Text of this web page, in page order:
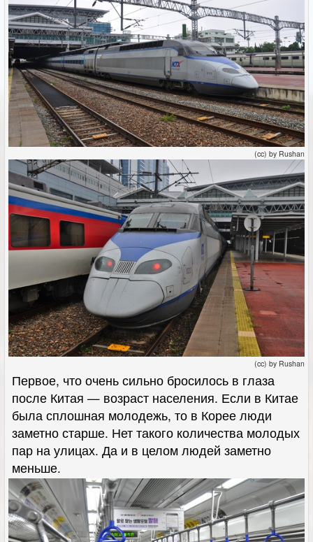
(cc) by Rushan
(cc) by Rushan
Первое, что очень сильно бросилось в глаза
после Китая — возраст населения. Если в Китае
была сплошная молодежь, то в Корее люди
заметно старше. Нет такого количества молодых
пар на улицах. Да и в целом людей заметно
меньше.